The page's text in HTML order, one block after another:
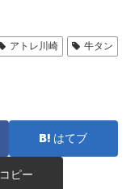
アトレ川崎
牛タン
はてブ
コピー